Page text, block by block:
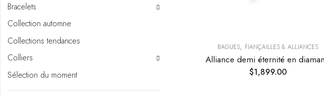
BAGUES, FIANÇAILLES & ALLIANCES
Alliance demi éternité en
$1,899.00
Bracelets
Collection automne
Collections tendances
Colliers
Sélection du moment